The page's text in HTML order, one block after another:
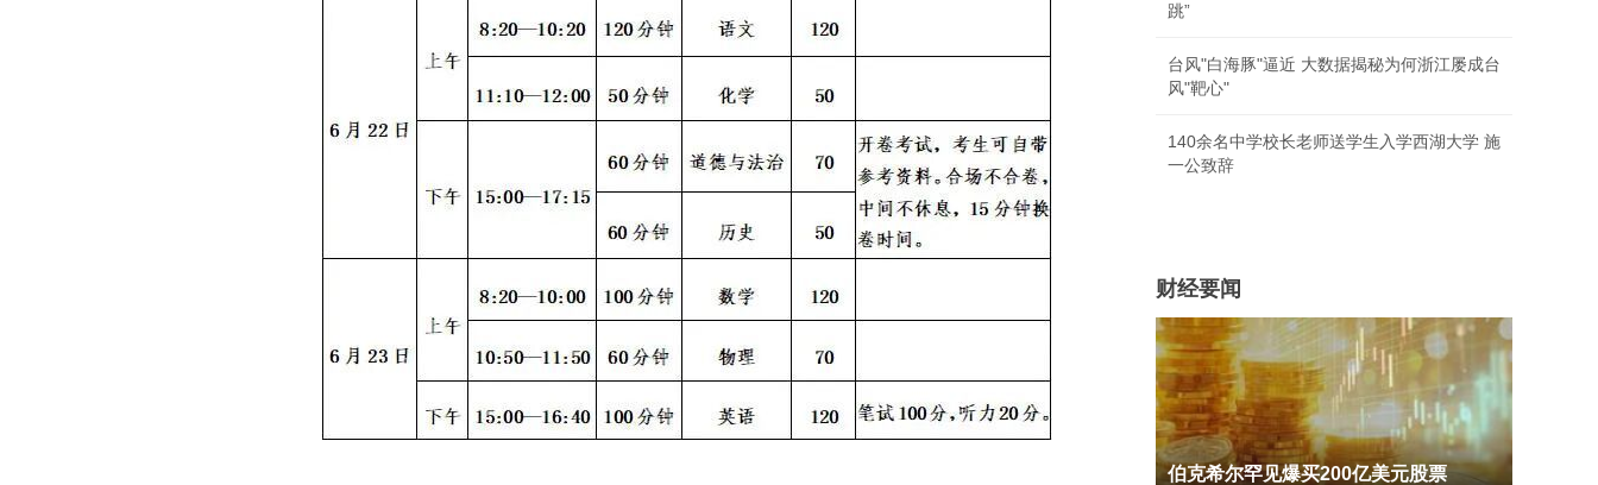
跳”
台风"白海豚"逼近 大数据揭秘为何浙江屡成台
风"靶心"
140余名中学校长老师送学生入学西湖大学 施
一公致辞
财经要闻
伯克希尔罕见爆买200亿美元股票